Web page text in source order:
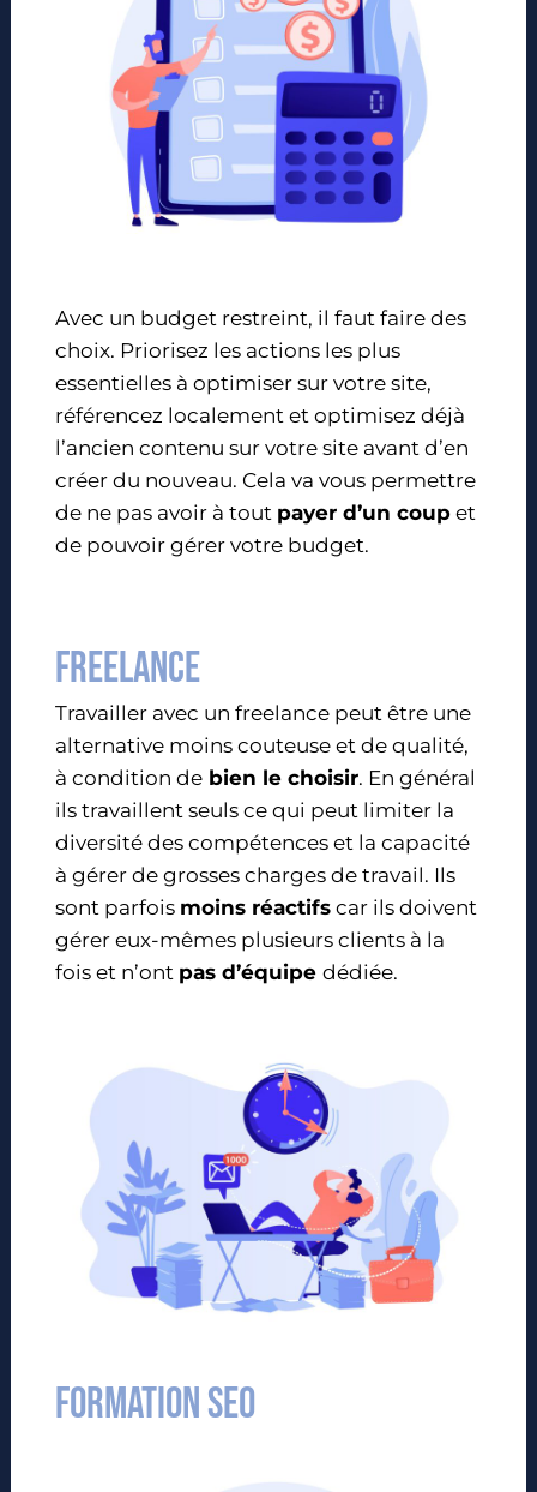
Avec un budget restreint, il faut faire des
choix. Priorisez les actions les plus
essentielles à optimiser sur votre site,
référencez localement et optimisez déjà
l’ancien contenu sur votre site avant d’en
créer du nouveau. Cela va vous permettre
de ne pas avoir à tout payer d’un coup et
de pouvoir gérer votre budget.
Freelance
Travailler avec un freelance peut être une
alternative moins couteuse et de qualité,
à condition de bien le choisir. En général
ils travaillent seuls ce qui peut limiter la
diversité des compétences et la capacité
à gérer de grosses charges de travail. Ils
sont parfois moins réactifs car ils doivent
gérer eux-mêmes plusieurs clients à la
fois et n’ont pas d’équipedédiée.
Formation SEO